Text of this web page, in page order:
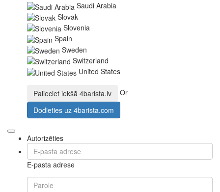
Saudi Arabia
Slovak
Slovenia
Spain
Sweden
Switzerland
United States
Palieciet iekšā 4barista.lv
Or
Dodieties uz 4barista.com
Autorizēties
E-pasta adrese